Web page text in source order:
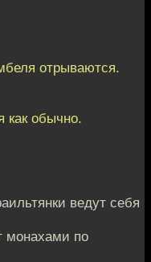
отрываются.
как обычно.
ведут себя
монахами по